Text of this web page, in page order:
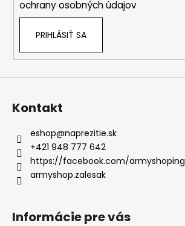
ochrany osobných údajov
PRIHLÁSIŤ SA
Kontakt
eshop@naprezitie.sk
+421 948 777 642
https://facebook.com/armyshoping
armyshop.zalesak
Informácie pre vás